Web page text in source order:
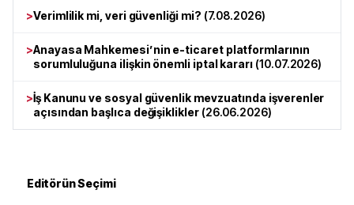
>Verimlilik mi, veri güvenliği mi? (7.08.2026)
>Anayasa Mahkemesi’nin e-ticaret platformlarının
sorumluluğuna ilişkin önemli iptal kararı (10.07.2026)
>İş Kanunu ve sosyal güvenlik mevzuatında işverenler
açısından başlıca değişiklikler(26.06.2026)
Editörün Seçimi